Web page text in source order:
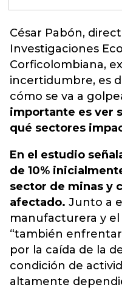
César Pabón,
Investigaciones
Corficolombiana,
incertidumbre, es
cómo se va a
importante es ver
qué sectores
En el estudio
de 10%
sector de minas y
afectado. Junto a
manufacturera y
“también
por la caída de la
condición de
altamente